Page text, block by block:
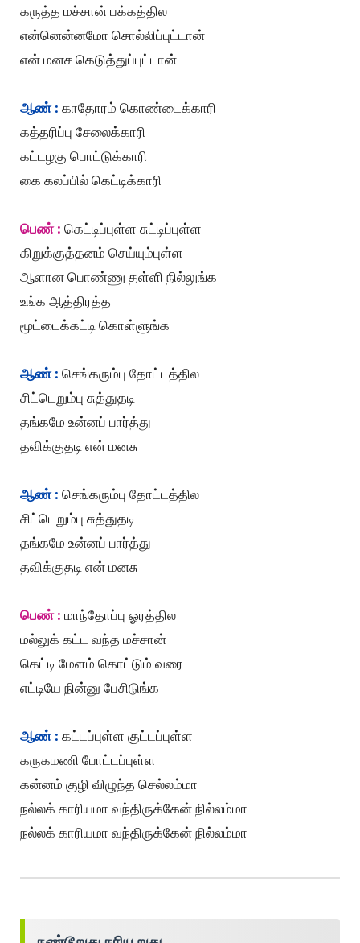
கருத்த மச்சான் பக்கத்தில
என்னென்னமோ சொல்லிப்புட்டான்
என் மனச கெடுத்துப்புட்டான்
ஆண் : காதோரம் கொண்டைக்காரி
கத்தரிப்பு சேலைக்காரி
கட்டழகு பொட்டுக்காரி
கை கலப்பில் கெட்டிக்காரி
பெண் : கெட்டிப்புள்ள சுட்டிப்புள்ள
கிறுக்குத்தனம் செய்யும்புள்ள
ஆளான பொண்ணு தள்ளி நில்லுங்க
உங்க ஆத்திரத்த
மூட்டைக்கட்டி கொள்ளுங்க
ஆண் : செங்கரும்பு தோட்டத்தில
சிட்டெறும்பு சுத்துதடி
தங்கமே உன்னப் பார்த்து
தவிக்குதடி என் மனசு
ஆண் : செங்கரும்பு தோட்டத்தில
சிட்டெறும்பு சுத்துதடி
தங்கமே உன்னப் பார்த்து
தவிக்குதடி என் மனசு
பெண் : மாந்தோப்பு ஓரத்தில
மல்லுக் கட்ட வந்த மச்சான்
கெட்டி மேளம் கொட்டும் வரை
எட்டியே நின்னு பேசிடுங்க
ஆண் : கட்டப்புள்ள குட்டப்புள்ள
கருகமணி போட்டப்புள்ள
கன்னம் குழி விழுந்த செல்லம்மா
நல்லக் காரியமா வந்திருக்கேன் நில்லம்மா
நல்லக் காரியமா வந்திருக்கேன் நில்லம்மா